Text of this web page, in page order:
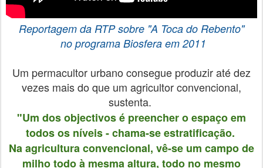
Reportagem da RTP sobre "A Toca do Rebento"
no programa Biosfera em 2011
Um permacultor urbano consegue produzir até dez
vezes mais do que um agricultor convencional,
sustenta.
"Um dos objectivos é preencher o espaço em
todos os níveis - chama-se estratificação.
Na agricultura convencional, vê-se um campo de
milho todo à mesma altura, todo no mesmo